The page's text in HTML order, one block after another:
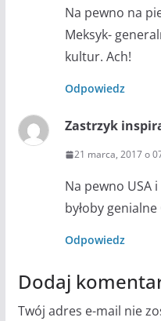
Na pewno na
Meksyk-
kultur. Ach!
Odpowiedz
Zastrzyk
21 marca, 2017 o
Na pewno USA
byłoby genialne
Odpowiedz
Dodaj
Twój adres e-mail nie